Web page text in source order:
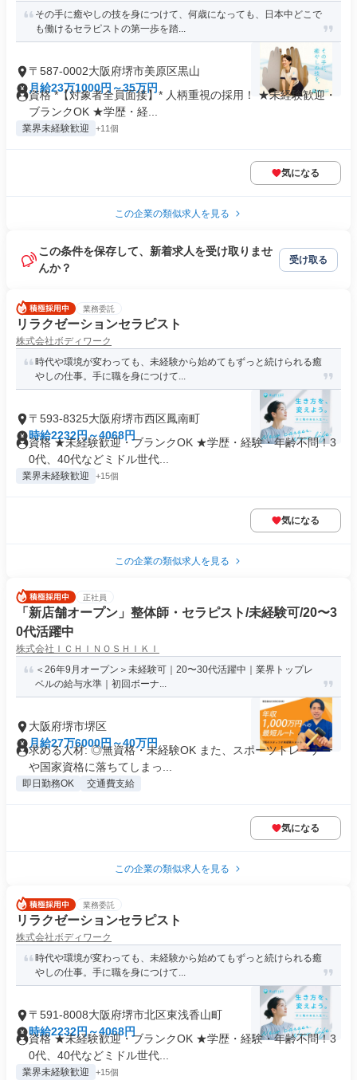
その手に癒やしの技を身につけて、何歳になっても、日本中どこで
も働けるセラピストの第一歩を踏...
〒587-0002大阪府堺市美原区黒山
月給23万1000円～35万円
資格 *【対象者全員面接】* 人柄重視の採用！ ★未経験歓迎・
ブランクOK ★学歴・経...
業界未経験歓迎 +11個
気になる
この企業の類似求人を見る
この条件を保存して、新着求人を受け取りませ
んか？
受け取る
業務委託
リラクゼーションセラピスト
株式会社ボディワーク
時代や環境が変わっても、未経験から始めてもずっと続けられる癒
やしの仕事。手に職を身につけて...
〒593-8325大阪府堺市西区鳳南町
時給2232円～4068円
資格 ★未経験歓迎・ブランクOK ★学歴・経験・年齢不問！3
0代、40代などミドル世代...
業界未経験歓迎 +15個
気になる
この企業の類似求人を見る
正社員
「新店舗オープン」整体師・セラピスト/未経験可/20〜3
0代活躍中
株式会社ＩＣＨＩＮＯＳＨＩＫＩ
＜26年9月オープン＞未経験可｜20〜30代活躍中｜業界トップレ
ベルの給与水準｜初回ボーナ...
大阪府堺市堺区
月給27万6000円～40万円
求める人材: ◎無資格・未経験OK また、スポーツトレーナー
や国家資格に落ちてしまっ...
即日勤務OK 交通費支給
気になる
この企業の類似求人を見る
業務委託
リラクゼーションセラピスト
株式会社ボディワーク
時代や環境が変わっても、未経験から始めてもずっと続けられる癒
やしの仕事。手に職を身につけて...
〒591-8008大阪府堺市北区東浅香山町
時給2232円～4068円
資格 ★未経験歓迎・ブランクOK ★学歴・経験・年齢不問！3
0代、40代などミドル世代...
業界未経験歓迎 +15個